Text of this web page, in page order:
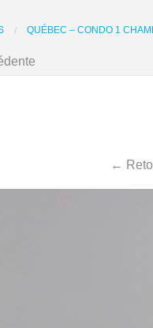
QUÉBEC – CONDO 1
←